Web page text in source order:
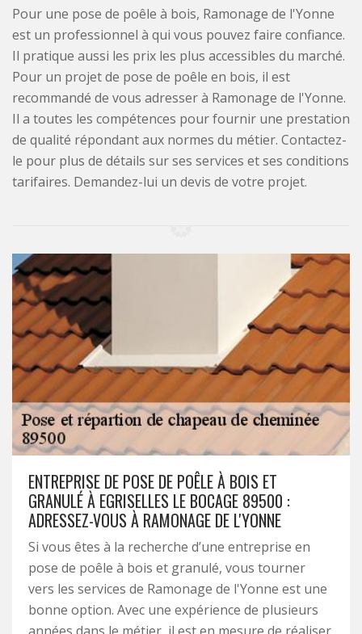
Pour une pose de poêle à bois, Ramonage de l'Yonne
est un professionnel à qui vous pouvez faire confiance.
Il pratique aussi les prix les plus accessibles du marché.
Pour un projet de pose de poêle en bois, il est
recommandé de vous adresser à Ramonage de l'Yonne.
Il a toutes les compétences pour fournir une prestation
de qualité répondant aux normes du métier. Contactez-
le pour plus de détails sur ses services et ses conditions
tarifaires. Demandez-lui un devis de votre projet.
ENTREPRISE DE POSE DE POÊLE À BOIS ET
GRANULÉ À EGRISELLES LE BOCAGE 89500 :
ADRESSEZ-VOUS À RAMONAGE DE L'YONNE
Si vous êtes à la recherche d’une entreprise en
pose de poêle à bois et granulé, vous tourner
vers les services de Ramonage de l'Yonne est une
bonne option. Avec une expérience de plusieurs